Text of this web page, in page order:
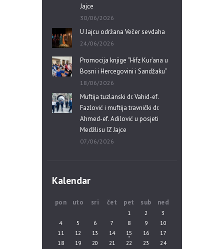
Jajce
30/06/2026
U Jajcu održana Večer sevdaha
24/06/2026
Promocija knjige “Hifz Kur’ana u
Bosni i Hercegovini i Sandžaku”
18/06/2026
Muftija tuzlanski dr. Vahid-ef.
Fazlović i muftija travnički dr.
Ahmed-ef. Adilović u posjeti
Medžlisu IZ Jajce
07/06/2026
Kalendar
pon uto sri čet pet sub ned
1 2
3
4
5 6 7 8 9
10
11
12 13 14 15 16
17
18
19 20 21 22 23 24